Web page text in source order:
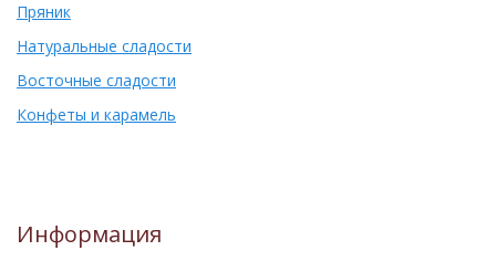
Пряник
Натуральные сладости
Восточные сладости
Конфеты и карамель
Информация